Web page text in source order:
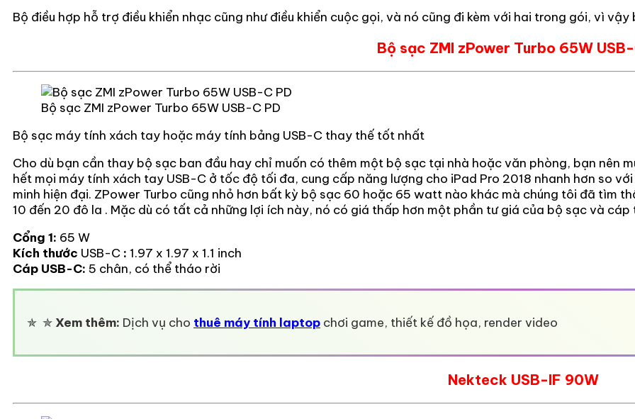
Bộ điều hợp hỗ trợ điều khiển nhạc cũng như điều khiển cuộc gọi, và nó cũng đi kèm với hai trong gói, vì
Bộ sạc ZMI zPower Turbo 65W
Bộ sạc ZMI zPower Turbo 65W USB-C PD
Bộ sạc máy tính xách tay hoặc máy tính bảng USB-C thay thế tốt nhất
Cho dù bạn cần thay bộ sạc ban đầu hay chỉ muốn có thêm một bộ sạc tại nhà hoặc văn phòng, bạn nên
hết mọi máy tính xách tay USB-C ở tốc độ tối đa, cung cấp năng lượng cho iPad Pro 2018 nhanh hơn so
minh hiện đại. ZPower Turbo cũng nhỏ hơn bất kỳ bộ sạc 60 hoặc 65 watt nào khác mà chúng tôi đã tìm
10 đến 20 đô la . Mặc dù có tất cả những lợi ích này, nó có giá thấp hơn một phần tư giá của bộ sạc và
Cổng 1: 65 W
Kích thước USB-C : 1.97 x 1.97 x 1.1 inch
Cáp USB-C: 5 chân, có thể tháo rời
✯ ✯ Xem thêm: Dịch vụ cho thuê máy tính laptop chơi game, thiết kế đồ họa, render video
Nekteck USB-IF 90W